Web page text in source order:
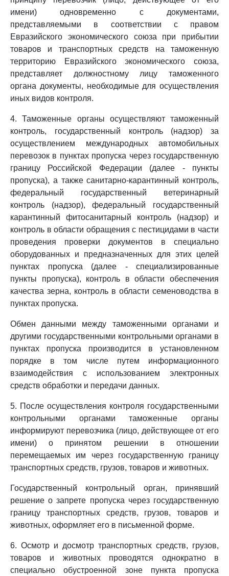
имени) одновременно с документами,
представляемыми в соответствии с правом
Евразийского экономического союза при прибытии
товаров и транспортных средств на таможенную
территорию Евразийского экономического союза,
представляет должностному лицу таможенного
органа документы, необходимые для осуществления
иных видов контроля.
4. Таможенные органы осуществляют таможенный
контроль, государственный контроль (надзор) за
осуществлением международных автомобильных
перевозок в пунктах пропуска через государственную
границу Российской Федерации (далее - пункты
пропуска), а также санитарно-карантинный контроль,
федеральный государственный ветеринарный
контроль (надзор), федеральный государственный
карантинный фитосанитарный контроль (надзор) и
контроль в области обращения с пестицидами в части
проведения проверки документов в специально
оборудованных и предназначенных для этих целей
пунктах пропуска (далее - специализированные
пункты пропуска), контроль в области обеспечения
качества зерна, контроль в области семеноводства в
пунктах пропуска.
Обмен данными между таможенными органами и
другими государственными контрольными органами в
пунктах пропуска производится в установленном
порядке в том числе путем информационного
взаимодействия с использованием электронных
средств обработки и передачи данных.
5. После осуществления контроля государственными
контрольными органами таможенные органы
информируют перевозчика (лицо, действующее от его
имени) о принятом решении в отношении
перемещаемых им через государственную границу
транспортных средств, грузов, товаров и животных.
Государственный контрольный орган, принявший
решение о запрете пропуска через государственную
границу транспортных средств, грузов, товаров и
животных, оформляет его в письменной форме.
6. Осмотр и досмотр транспортных средств, грузов,
товаров и животных проводятся однократно в
специально обустроенной зоне пункта пропуска